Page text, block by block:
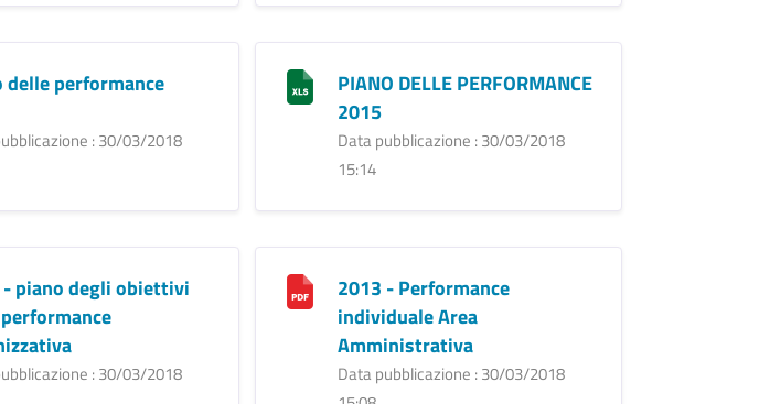
delle performance
: 30/03/2018
PIANO DELLE PERFORMANCE
2015
Data pubblicazione : 30/03/2018
15:14
piano degli obiettivi
: 30/03/2018
2013 - Performance
individuale Area
Amministrativa
Data pubblicazione : 30/03/2018